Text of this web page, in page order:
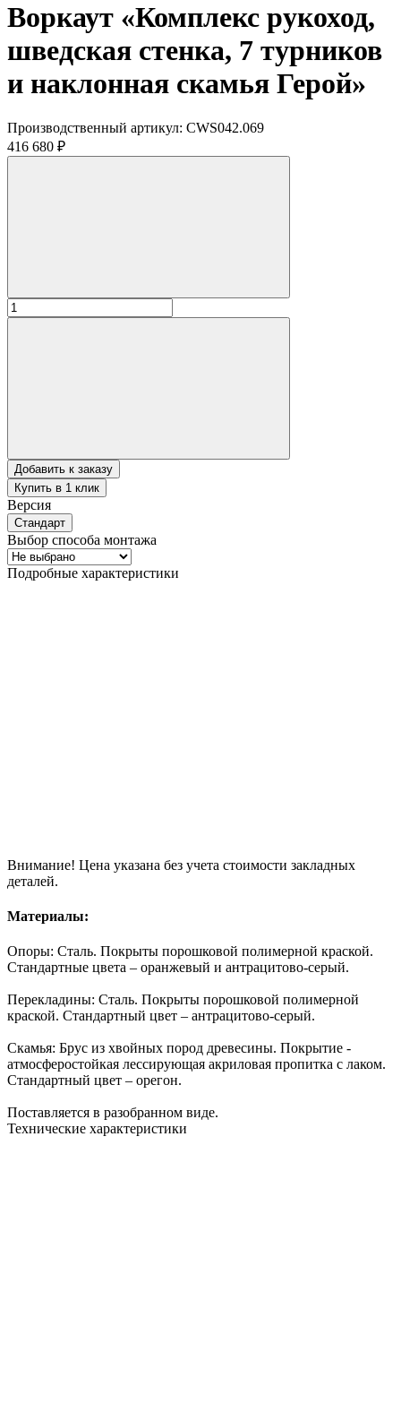
Воркаут «Комплекс рукоход,
шведская стенка, 7 турников
и наклонная скамья Герой»
Производственный артикул: CWS042.069
416 680 ₽
Добавить к заказу
Купить в 1 клик
Версия
Стандарт
Выбор способа монтажа
Подробные характеристики
Внимание! Цена указана без учета стоимости закладных
деталей.
Материалы:
Опоры: Сталь. Покрыты порошковой полимерной краской.
Стандартные цвета – оранжевый и антрацитово-серый.
Перекладины: Сталь. Покрыты порошковой полимерной
краской. Стандартный цвет – антрацитово-серый.
Скамья: Брус из хвойных пород древесины. Покрытие -
атмосферостойкая лессирующая акриловая пропитка с лаком.
Стандартный цвет – орегон.
Поставляется в разобранном виде.
Технические характеристики